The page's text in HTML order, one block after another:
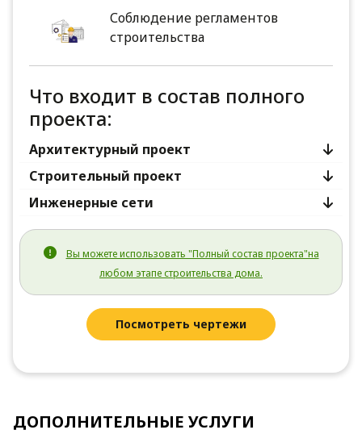
Соблюдение регламентов
строительства
Что входит в состав полного
проекта:
Архитектурный проект
Строительный проект
Инженерные сети
Вы можете использовать "Полный состав проекта"на
любом этапе строительства дома.
Посмотреть чертежи
ДОПОЛНИТЕЛЬНЫЕ УСЛУГИ